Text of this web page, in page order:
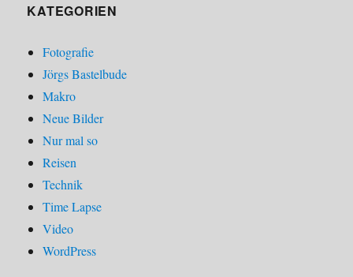
KATEGORIEN
Fotografie
Jörgs Bastelbude
Makro
Neue Bilder
Nur mal so
Reisen
Technik
Time Lapse
Video
WordPress